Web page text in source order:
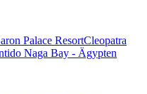
Palace ResortCleopatra
Naga Bay - Ägypten